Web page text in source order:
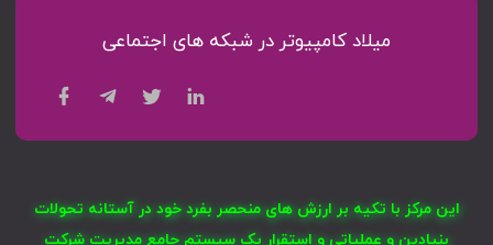
میلاد کامپیوتر در شبکه های اجتماعی
این مرکز با تکیه بر ارزش های منحصر بفرد خود در آستانه تحولات
بنیادین و عملیاتی و استقرار یک سیستم جامع مدیریت شرکت